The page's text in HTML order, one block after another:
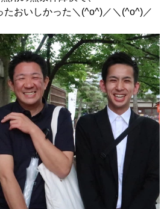
たおいしかった＼(^o^)／＼(^o^)／